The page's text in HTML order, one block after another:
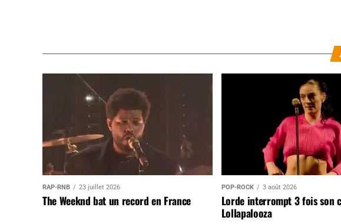
RAP-RNB 23 juillet 2026
The Weeknd bat un record en France
POP-ROCK 3 août 2026
Lorde interrompt 3 fois son
Lollapalooza